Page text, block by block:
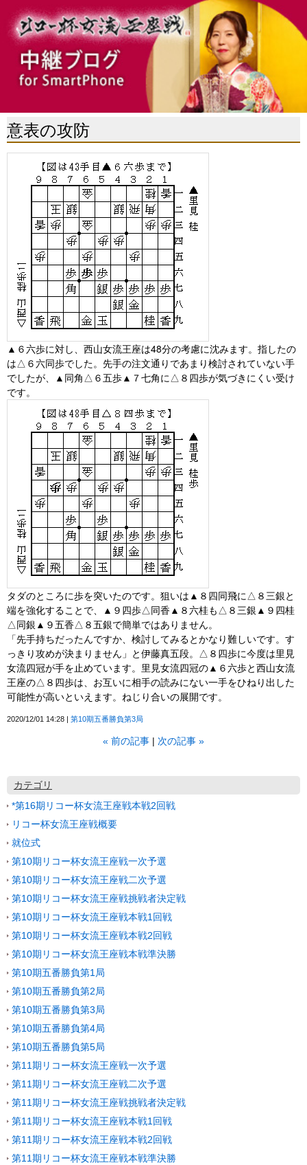
意表の攻防
▲６六歩に対し、西山女流王座は48分の考慮に沈みます。指したの
は△６六同歩でした。先手の注文通りであまり検討されていない手
でしたが、▲同角△６五歩▲７七角に△８四歩が気づきにくい受け
です。
タダのところに歩を突いたのです。狙いは▲８四同飛に△８三銀と
端を強化することで、▲９四歩△同香▲８六桂も△８三銀▲９四桂
△同銀▲９五香△８五銀で簡単ではありません。
「先手持ちだったんですか、検討してみるとかなり難しいです。す
っきり攻めが決まりません」と伊藤真五段。△８四歩に今度は里見
女流四冠が手を止めています。里見女流四冠の▲６六歩と西山女流
王座の△８四歩は、お互いに相手の読みにない一手をひねり出した
可能性が高いといえます。ねじり合いの展開です。
2020/12/01 14:28 第10期五番勝負第3局
« 前の記事 次の記事 »
カテゴリ
*第16期リコー杯女流王座戦本戦2回戦
リコー杯女流王座戦概要
就位式
第10期リコー杯女流王座戦一次予選
第10期リコー杯女流王座戦二次予選
第10期リコー杯女流王座戦挑戦者決定戦
第10期リコー杯女流王座戦本戦1回戦
第10期リコー杯女流王座戦本戦2回戦
第10期リコー杯女流王座戦本戦準決勝
第10期五番勝負第1局
第10期五番勝負第2局
第10期五番勝負第3局
第10期五番勝負第4局
第10期五番勝負第5局
第11期リコー杯女流王座戦一次予選
第11期リコー杯女流王座戦二次予選
第11期リコー杯女流王座戦挑戦者決定戦
第11期リコー杯女流王座戦本戦1回戦
第11期リコー杯女流王座戦本戦2回戦
第11期リコー杯女流王座戦本戦準決勝